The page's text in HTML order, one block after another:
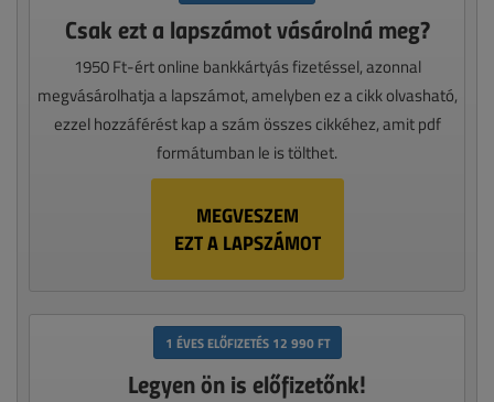
Csak ezt a lapszámot vásárolná meg?
1950 Ft-ért online bankkártyás fizetéssel, azonnal
megvásárolhatja a lapszámot, amelyben ez a cikk olvasható,
ezzel hozzáférést kap a szám összes cikkéhez, amit pdf
formátumban le is tölthet.
MEGVESZEM
EZT A LAPSZÁMOT
1 ÉVES ELŐFIZETÉS 12 990 FT
Legyen ön is előfizetőnk!